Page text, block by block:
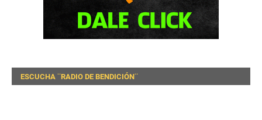
ESCUCHA ¨RADIO DE BENDICIÓN¨